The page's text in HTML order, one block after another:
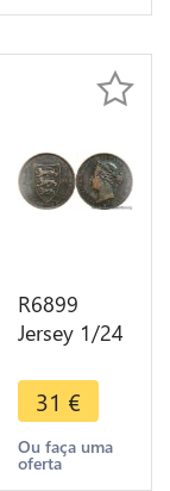
R6899
Jersey 1/24
Victoria
1877 H
Heaton ->
Make offer
31 €
Ou faça uma
oferta